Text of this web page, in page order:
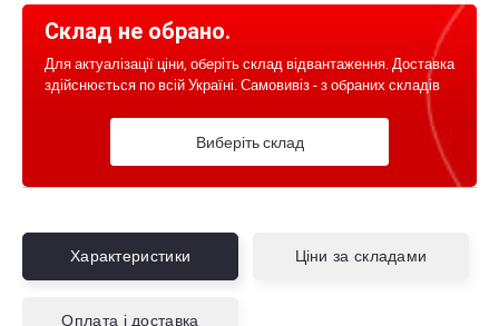
Склад не обрано.
Для актуалізації ціни, оберіть склад відвантаження. Доставка
здійснюється по всій Україні. Самовивіз - з обраних складів
Виберіть склад
Характеристики Ціни за складами
Оплата і доставка